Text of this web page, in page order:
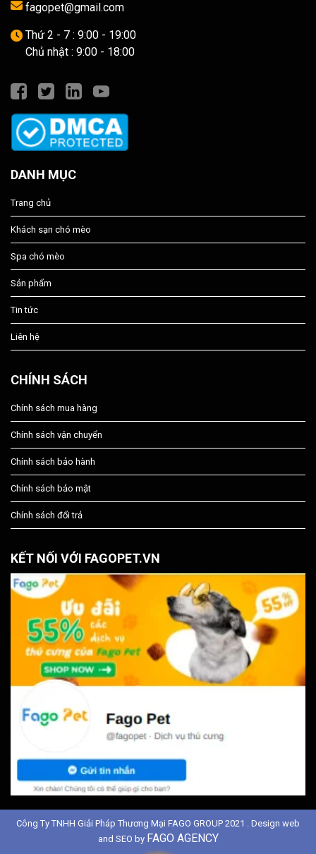
fagopet@gmail.com
Thứ 2 - 7 : 9:00 - 19:00
Chủ nhật : 9:00 - 18:00
DANH MỤC
Trang chủ
Khách sạn chó mèo
Spa chó mèo
Sản phẩm
Tin tức
Liên hệ
CHÍNH SÁCH
Chính sách mua hàng
Chính sách vận chuyển
Chính sách bảo hành
Chính sách bảo mật
Chính sách đổi trả
KẾT NỐI VỚI FAGOPET.VN
Công Ty TNHH Giải Pháp Thương Mại FAGO GROUP 2021 . Design web
and SEO by FAGO AGENCY